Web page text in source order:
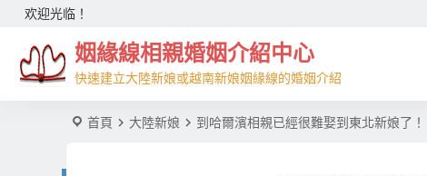
欢迎光临！
姻緣線相親婚姻介紹中心
快速建立大陸新娘或越南新娘姻緣線的婚姻介紹
首頁 大陸新娘 到哈爾濱相親已經很難娶到東北新娘了！